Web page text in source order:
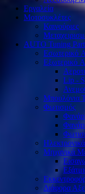
Εργαλεία
Μοτοσυκλέτες
Καινούριες
AUTO Tuning
Εσωτερικό
Εξωτερικό
Lip -
Μπουλόνια
Φωτισμός
Μηχανικά
Διάφορα